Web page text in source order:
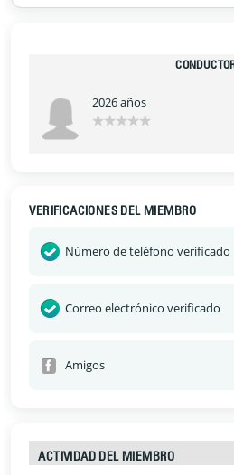
2026 años
VERIFICACIONES DEL MIEMBRO
Número de teléfono verificado
Correo electrónico verificado
Amigos
ACTIVIDAD DEL MIEMBRO